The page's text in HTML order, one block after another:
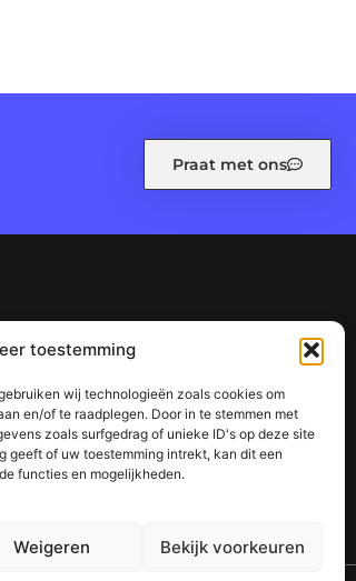
toestemming
wij technologieën zoals cookies om
en/of te raadplegen. Door in te stemmen met
zoals surfgedrag of unieke ID's op deze site
geeft of uw toestemming intrekt, kan dit een
functies en mogelijkheden.
Weigeren Bekijk voorkeuren
TOP
Praat met ons
kan laten groeien